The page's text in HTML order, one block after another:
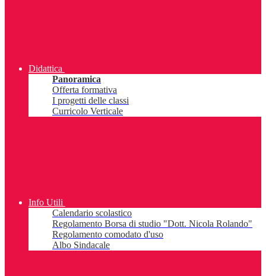
Didattica
Panoramica
Offerta formativa
I progetti delle classi
Curricolo Verticale
Info Utili
Calendario scolastico
Regolamento Borsa di studio "Dott. Nicola Rolando"
Regolamento comodato d'uso
Albo Sindacale